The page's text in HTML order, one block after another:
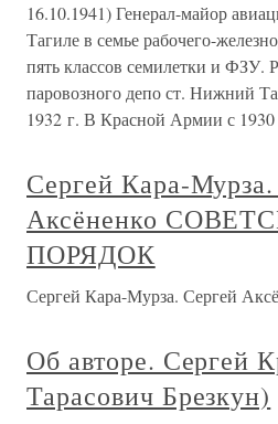
16.10.1941) Генерал-майор
Тагиле в семье рабочего-
пять классов семилетки и ФЗУ.
паровозного депо ст. Нижний
1932 г. В Красной Армии с
Сергей Кара-
Аксёненко
ПОРЯДОК
Сергей Кара-Мурза. Сергей
Об авторе. Сергей
Тарасович Брезкун)